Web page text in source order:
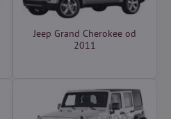
Jeep Grand Cherokee od
2011